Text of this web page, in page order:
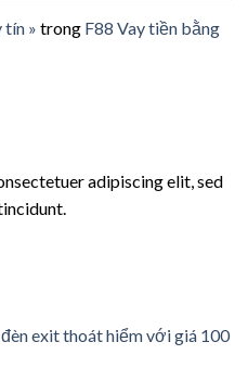
tín » trong F88 Vay tiền bằng
adipiscing elit, sed
exit thoát hiểm với giá 100